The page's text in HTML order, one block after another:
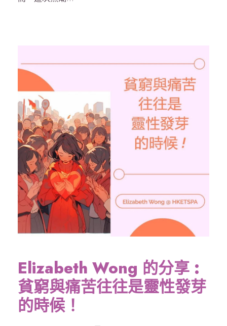
Elizabeth Wong 的分享 :
貧窮與痛苦往往是靈性發芽
的時候！